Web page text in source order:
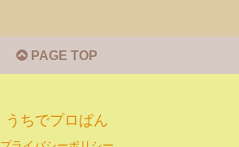
PAGE TOP
うちでプロぱん